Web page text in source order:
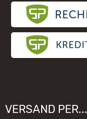
VERSAND PER...